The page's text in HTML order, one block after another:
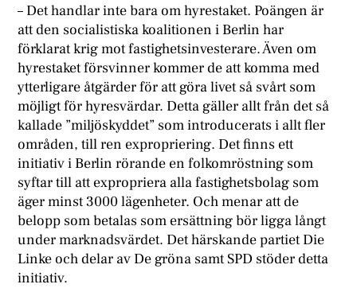
– Det handlar inte bara om hyrestaket. Poängen är
att den socialistiska koalitionen i Berlin har
förklarat krig mot fastighetsinvesterare. Även om
hyrestaket försvinner kommer de att komma med
ytterligare åtgärder för att göra livet så svårt som
möjligt för hyresvärdar. Detta gäller allt från det så
kallade ”miljöskyddet” som introducerats i allt fler
områden, till ren expropriering. Det finns ett
initiativ i Berlin rörande en folkomröstning som
syftar till att expropriera alla fastighetsbolag som
äger minst 3000 lägenheter. Och menar att de
belopp som betalas som ersättning bör ligga långt
under marknadsvärdet. Det härskande partiet Die
Linke och delar av De gröna samt SPD stöder detta
initiativ.